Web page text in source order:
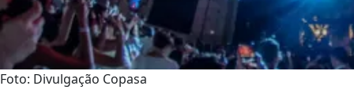
Foto: Divulgação Copasa